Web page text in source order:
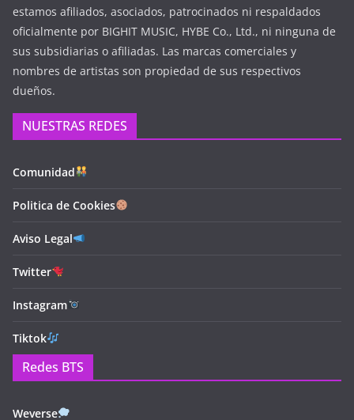
estamos afiliados, asociados, patrocinados ni respaldados
oficialmente por BIGHIT MUSIC, HYBE Co., Ltd., ni ninguna de
sus subsidiarias o afiliadas. Las marcas comerciales y
nombres de artistas son propiedad de sus respectivos
dueños.
NUESTRAS REDES
Comunidad
Politica de Cookies
Aviso Legal
Twitter
Instagram
Tiktok
Redes BTS
Weverse